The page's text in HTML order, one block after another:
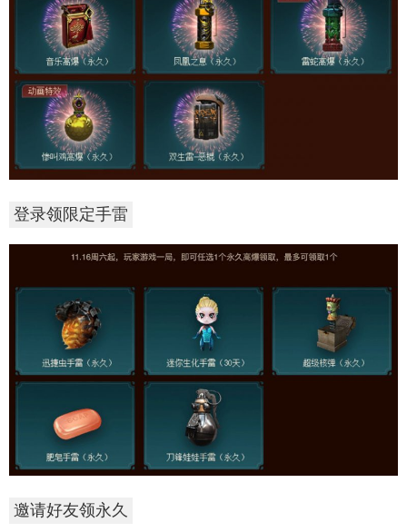
登录领限定手雷
邀请好友领永久